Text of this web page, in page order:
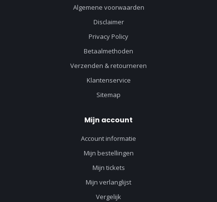
Algemene voorwaarden
Disclaimer
Privacy Policy
Betaalmethoden
Verzenden & retourneren
Klantenservice
Sitemap
Mijn account
Account informatie
Mijn bestellingen
Mijn tickets
Mijn verlanglijst
Vergelijk